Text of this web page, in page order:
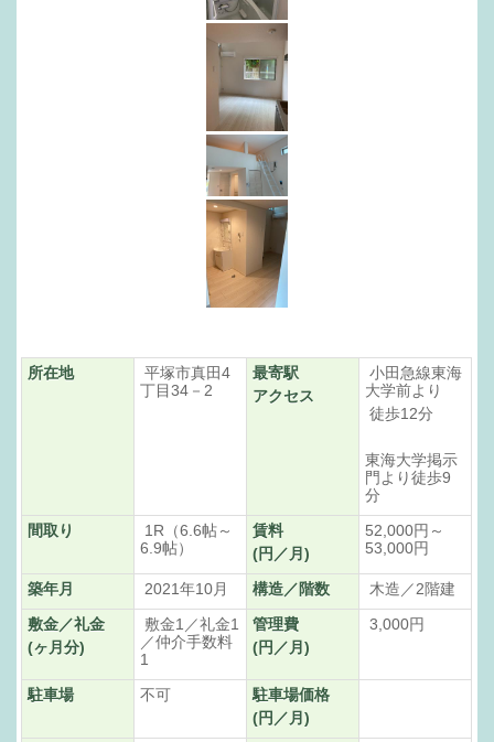
所在地
平塚市真田4
丁目34－2
最寄駅
アクセス
小田急線東海
大学前より
徒歩12分
東海大学掲示
門より徒歩9
分
間取り
1R（6.6帖～
6.9帖）
賃料
(円／月)
52,000円～
53,000円
築年月 2021年10月 構造／階数
木造／2階建
敷金／礼金
(ヶ月分)
敷金1／礼金1
／仲介手数料
1
管理費
(円／月)
3,000円
駐車場 不可
駐車場価格
(円／月)